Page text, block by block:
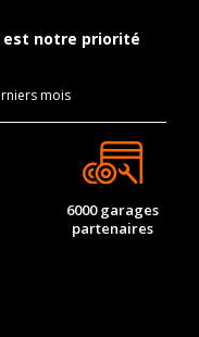
notre priorité
mois
6000 garages
partenaires